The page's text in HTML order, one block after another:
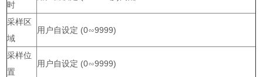
时
采样区
域
用户自设定 (0∽9999)
采样位
置
用户自设定 (0∽9999)